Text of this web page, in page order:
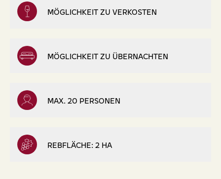
MÖGLICHKEIT ZU VERKOSTEN
MÖGLICHKEIT ZU ÜBERNACHTEN
MAX. 20 PERSONEN
REBFLÄCHE: 2 HA